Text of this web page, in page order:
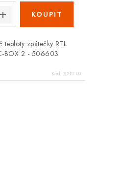
teploty zpátečky RTL
BOX 2 - 506603
Kód:8210.00